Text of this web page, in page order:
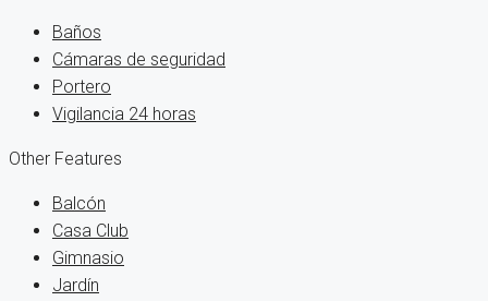
Baños
Cámaras de seguridad
Portero
Vigilancia 24 horas
Other Features
Balcón
Casa Club
Gimnasio
Jardín